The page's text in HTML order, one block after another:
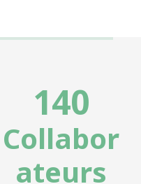
140
Collabor
ateurs